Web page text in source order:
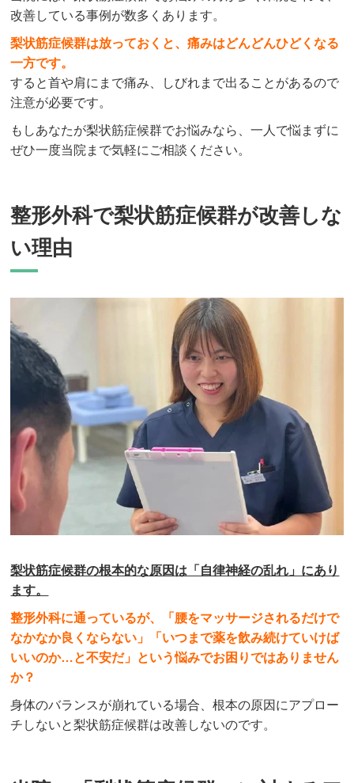
改善している事例が数多くあります。
梨状筋症候群は放っておくと、痛みはどんどんひどくなる
一方です。
すると首や肩にまで痛み、しびれまで出ることがあるので
注意が必要です。
もしあなたが梨状筋症候群でお悩みなら、一人で悩まずに
ぜひ一度当院まで気軽にご相談ください。
整形外科で梨状筋症候群が改善しな
い理由
梨状筋症候群の根本的な原因は「自律神経の乱れ」にあり
ます。
整形外科に通っているが、「腰をマッサージされるだけで
なかなか良くならない」「いつまで薬を飲み続けていけば
いいのか…と不安だ」という悩みでお困りではありません
か？
身体のバランスが崩れている場合、根本の原因にアプロー
チしないと梨状筋症候群は改善しないのです。